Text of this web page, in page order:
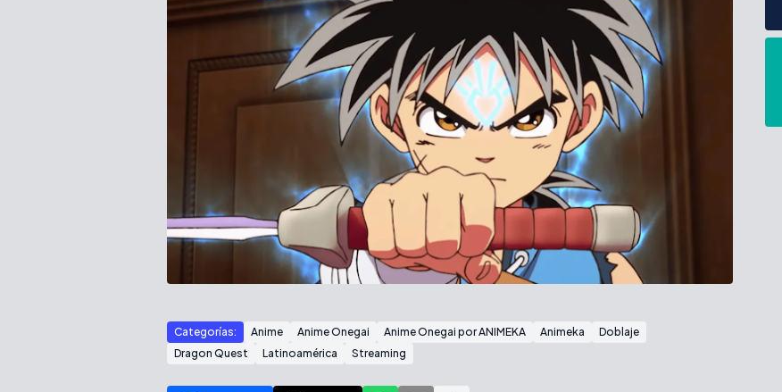
Categorías: Anime Anime Onegai Anime Onegai por ANIMEKA Animeka
Doblaje
Dragon Quest
Latinoamérica Streaming